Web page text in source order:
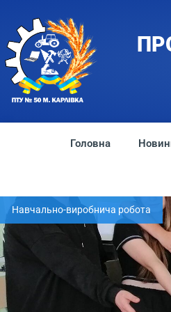
Головна
Навчально-виробнича робота